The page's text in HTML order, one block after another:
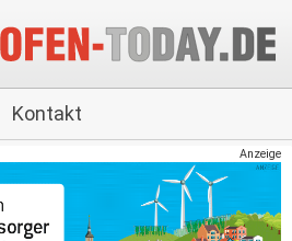
Kontakt
Anzeige